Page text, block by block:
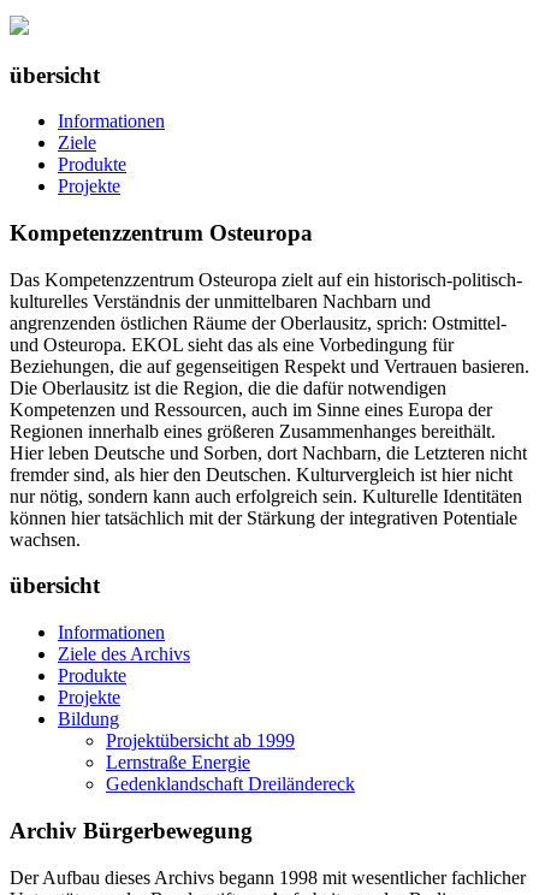
übersicht
Informationen
Ziele
Produkte
Projekte
Kompetenzzentrum Osteuropa
Das Kompetenzzentrum Osteuropa zielt auf ein historisch-politisch-
kulturelles Verständnis der unmittelbaren Nachbarn und
angrenzenden östlichen Räume der Oberlausitz, sprich: Ostmittel-
und Osteuropa. EKOL sieht das als eine Vorbedingung für
Beziehungen, die auf gegenseitigen Respekt und Vertrauen basieren.
Die Oberlausitz ist die Region, die die dafür notwendigen
Kompetenzen und Ressourcen, auch im Sinne eines Europa der
Regionen innerhalb eines größeren Zusammenhanges bereithält.
Hier leben Deutsche und Sorben, dort Nachbarn, die Letzteren nicht
fremder sind, als hier den Deutschen. Kulturvergleich ist hier nicht
nur nötig, sondern kann auch erfolgreich sein. Kulturelle Identitäten
können hier tatsächlich mit der Stärkung der integrativen Potentiale
wachsen.
übersicht
Informationen
Ziele des Archivs
Produkte
Projekte
Bildung
Projektübersicht ab 1999
Lernstraße Energie
Gedenklandschaft Dreiländereck
Archiv Bürgerbewegung
Der Aufbau dieses Archivs begann 1998 mit wesentlicher fachlicher